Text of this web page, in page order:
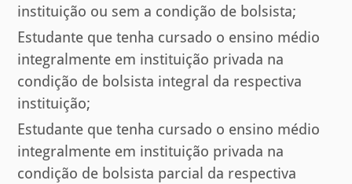
instituição ou sem a condição de bolsista;
Estudante que tenha cursado o ensino médio
integralmente em instituição privada na
condição de bolsista integral da respectiva
instituição;
Estudante que tenha cursado o ensino médio
integralmente em instituição privada na
condição de bolsista parcial da respectiva